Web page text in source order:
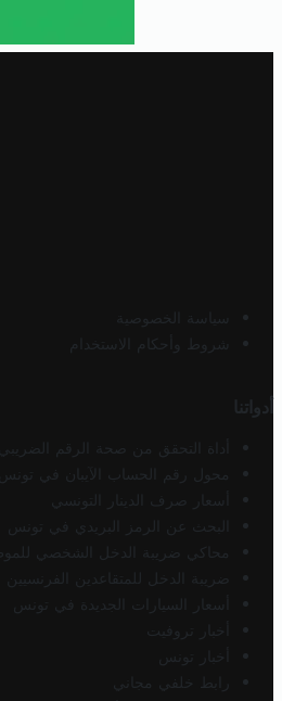
سياسة الخصوصية
شروط وأحكام الاستخدام
أدواتنا
أداة التحقق من صحة الرقم
محول رقم الحساب الآيبان في تونس
أسعار صرف الدينار التونسي
البحث عن الرمز البريدي في تونس
محاكي ضريبة الدخل الشخصي
ضريبة الدخل للمتقاعدين
أسعار السيارات الجديدة في تونس
أخبار تروفيت
أخبار تونس
رابط خلفي مجاني